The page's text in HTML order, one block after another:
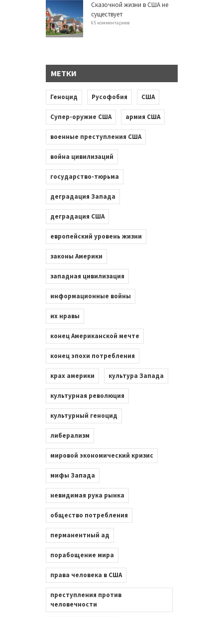
Сказочной жизни в США не
существует
65 комментариев
МЕТКИ
Геноцид Русофобия США
Супер-оружие США армия США
военные преступления США
война цивилизаций
государство-тюрьма
деградация Запада
деградация США
европейский уровень жизни
законы Америки
западная цивилизация
информационные войны
их нравы
конец Американской мечте
конец эпохи потребления
крах америки культура Запада
культурная революция
культурный геноцид
либерализм
мировой экономический кризис
мифы Запада
невидимая рука рынка
общество потребления
перманентный ад
порабощение мира
права человека в США
преступления против
человечности